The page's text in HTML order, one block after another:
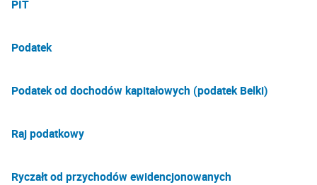
PIT
Podatek
Podatek od dochodów kapitałowych (podatek Belki)
Raj podatkowy
Ryczałt od przychodów ewidencjonowanych